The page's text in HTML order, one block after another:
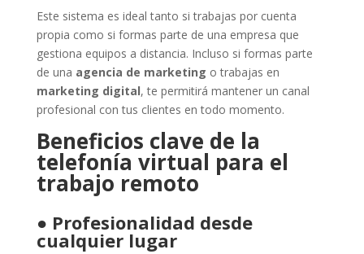
Este sistema es ideal tanto si trabajas por cuenta
propia como si formas parte de una empresa que
gestiona equipos a distancia. Incluso si formas parte
de una agencia de marketing o trabajas en
marketing digital, te permitirá mantener un canal
profesional con tus clientes en todo momento.
Beneficios clave de la
telefonía virtual para el
trabajo remoto
● Profesionalidad desde
cualquier lugar